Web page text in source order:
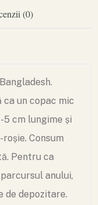
(0)
un copac mic
cm lungime și
Consum
Pentru ca
anului,
de depozitare.